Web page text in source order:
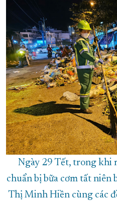
XÂY DỰNG KHÁNH HÒA TRỞ
ĐẠI HỘI ĐẢNG CÁC CẤP TRANG
Ngày 29 Tết, trong khi
chuẩn bị bữa cơm tất niên
Thị Minh Hiền cùng các